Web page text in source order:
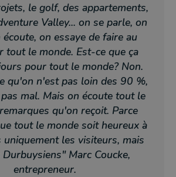
le golf, des appartements,
Valley... on se parle, on
on essaye de faire au
tout le monde. Est-ce que ça
pour tout le monde? Non.
qu'on n'est pas loin des 90 %,
mal. Mais on écoute tout le
qu'on reçoit. Parce
tout le monde soit heureux à
uniquement les visiteurs, mais
Marc Coucke,
entrepreneur.